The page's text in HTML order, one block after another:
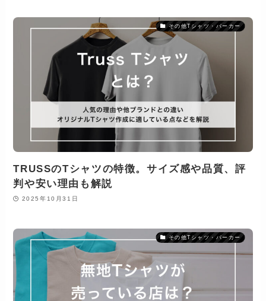
その他Tシャツ・パーカー
TRUSSのTシャツの特徴。サイズ感や品質、評
判や安い理由も解説
2025年10月31日
その他Tシャツ・パーカー